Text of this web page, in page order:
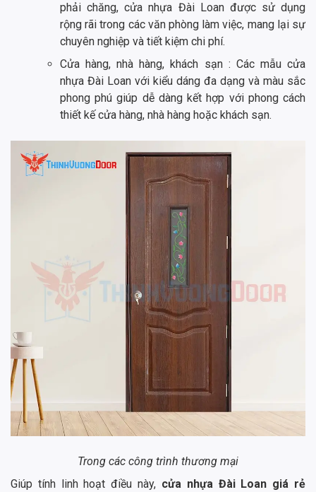
phải chăng, cửa nhựa Đài Loan được sử dụng
rộng rãi trong các văn phòng làm việc, mang lại sự
chuyên nghiệp và tiết kiệm chi phí.
Cửa hàng, nhà hàng, khách sạn : Các mẫu cửa
nhựa Đài Loan với kiểu dáng đa dạng và màu sắc
phong phú giúp dễ dàng kết hợp với phong cách
thiết kế cửa hàng, nhà hàng hoặc khách sạn.
Trong các công trình thương mại
Giúp tính linh hoạt điều này, cửa nhựa Đài Loan giá rẻ